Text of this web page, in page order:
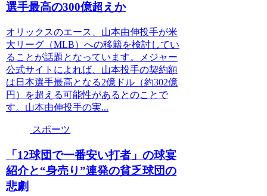
選手最高の300億超えか
オリックスのエース、山本由伸投手が米
大リーグ（MLB）への移籍を検討してい
ることが話題となっています。メジャー
公式サイトによれば、山本投手の契約額
は日本選手最高となる2億ドル（約302億
円）を超える可能性があるとのことで
す。山本由伸投手の実...
スポーツ
「12球団で一番安い打者」の球宴
紹介と“身売り”連発の貧乏球団の
悲劇